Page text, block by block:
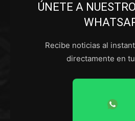
ÚNETE A
Recibe noticias al
directamente en